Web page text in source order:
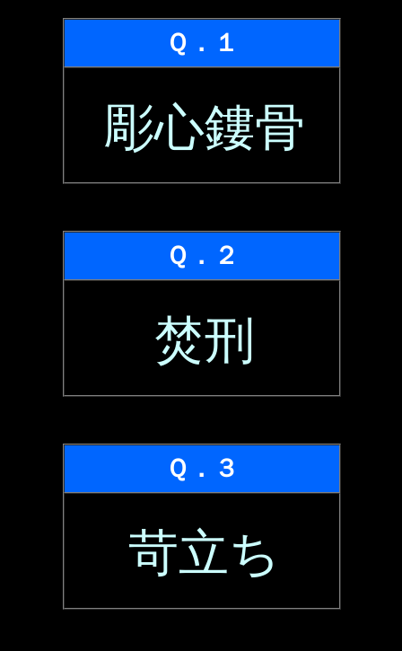
Ｑ．１
彫心鏤骨
Ｑ．２
焚刑
Ｑ．３
苛立ち